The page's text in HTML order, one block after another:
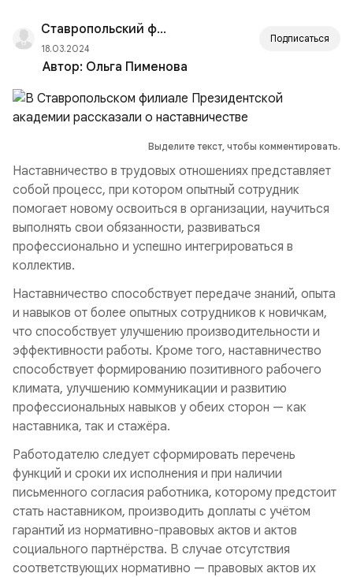
Ставропольский филиал РАНХиГС
18.03.2024
Подписаться
Автор: Ольга Пименова
Выделите текст, чтобы комментировать.
Наставничество в трудовых отношениях представляет
собой процесс, при котором опытный сотрудник
помогает новому освоиться в организации, научиться
выполнять свои обязанности, развиваться
профессионально и успешно интегрироваться в
коллектив.
Наставничество способствует передаче знаний, опыта
и навыков от более опытных сотрудников к новичкам,
что способствует улучшению производительности и
эффективности работы. Кроме того, наставничество
способствует формированию позитивного рабочего
климата, улучшению коммуникации и развитию
профессиональных навыков у обеих сторон — как
наставника, так и стажёра.
Работодателю следует сформировать перечень
функций и сроки их исполнения и при наличии
письменного согласия работника, которому предстоит
стать наставником, производить доплаты с учётом
гарантий из нормативно-правовых актов и актов
социального партнёрства. В случае отсутствия
соответствующих нормативно — правовых актов их